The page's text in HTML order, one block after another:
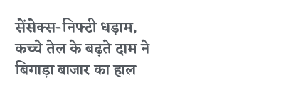
सेंसेक्स-निफ्टी धड़ाम,
कच्चे तेल के बढ़ते दाम ने
बिगाड़ा बाजार का हाल